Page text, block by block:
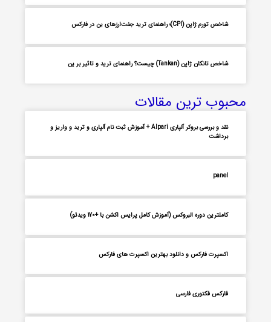
شاخص تورم ژاپن (CPI)؛ راهنمای ترید جفت‌ارزهای ین در فارکس
شاخص تانکان ژاپن (Tankan) چیست؟ راهنمای ترید و تاثیر بر ین
محبوب ترین مقالات
نقد و بررسی بروکر آلپاری Alpari + آموزش ثبت نام آلپاری و ترید و واریز و
برداشت
panel
کاملترین دوره البروکس (آموزش کامل پرایس اکشن با +170 ویدئو)
اکسپرت فارکس و دانلود بهترین اکسپرت های فارکس
فارکس فکتوری فارسی